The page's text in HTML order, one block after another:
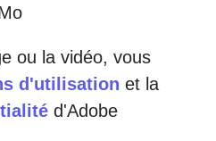
ou la vidéo, vous
d'utilisation et la
d'Adobe